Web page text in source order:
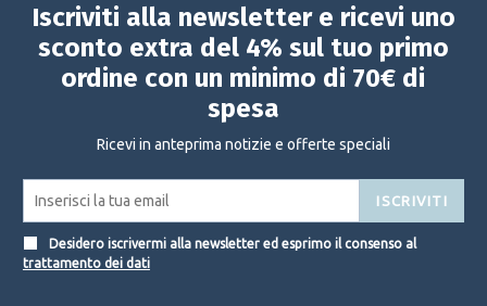
Iscriviti alla newsletter e ricevi uno
sconto extra del 4% sul tuo primo
ordine con un minimo di 70€ di
spesa
Ricevi in anteprima notizie e offerte speciali
ISCRIVITI
Desidero iscrivermi alla newsletter ed esprimo il consenso al
trattamento dei dati